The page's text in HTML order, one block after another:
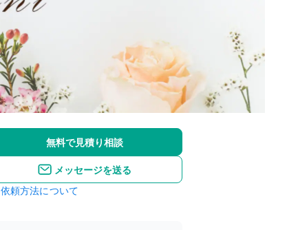
無料で見積り相談
メッセージを送る
依頼方法について